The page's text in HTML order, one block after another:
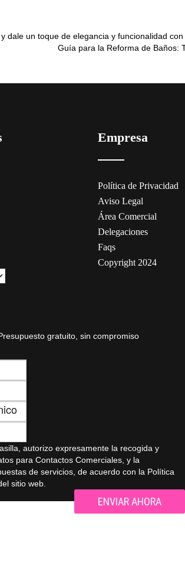
dale un toque de elegancia y funcionalidad
Guía para la Reforma de Baños:
Empresa
Política de Privacidad
Aviso Legal
Área Comercial
Delegaciones
Faqs
Copyright 2024
gratuito, sin compromiso
autorizo ​​expresamente la recogida y
para Contactos Comerciales, y la
de servicios, de acuerdo con la Política
sitio web.